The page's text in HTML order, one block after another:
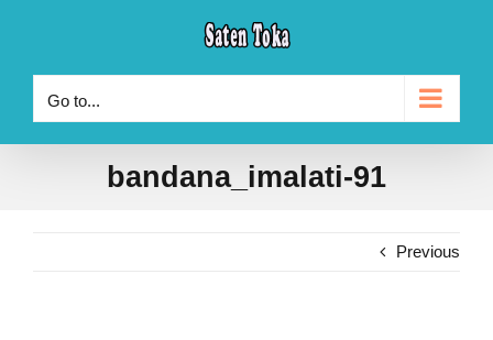
content
Go to...
bandana_imalati-91
Previous